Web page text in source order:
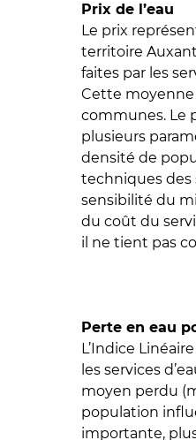
Prix de l’eau
Le prix
territoire
faites par les
Cette moyenne
communes. Le
plusieurs
densité de
techniques des
sensibilité du
du coût du
il ne tient pas
Perte en eau
L’Indice
les services
moyen perdu
population
importante,